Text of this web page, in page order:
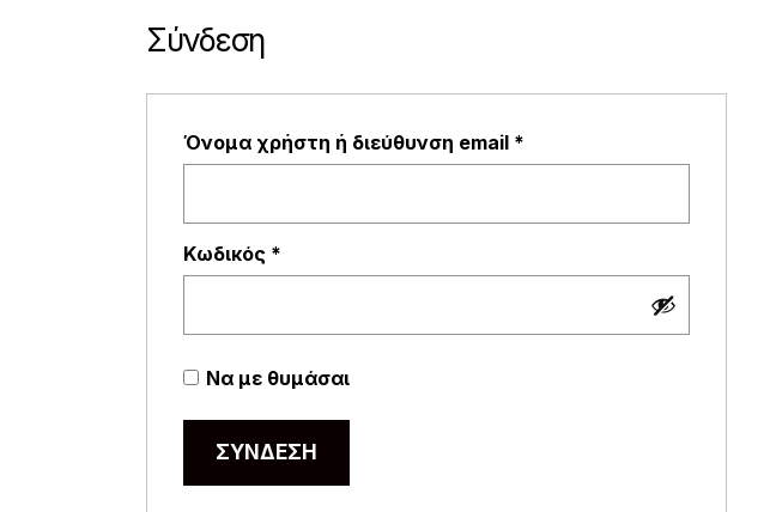
Σύνδεση
Όνομα χρήστη ή διεύθυνση email *
Κωδικός *
Να με θυμάσαι
ΣΎΝΔΕΣΗ